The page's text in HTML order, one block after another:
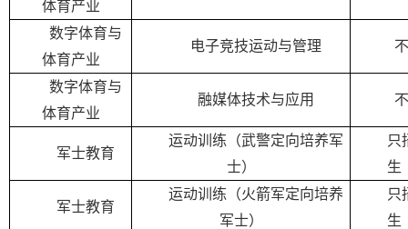
体育产业
数字体育与
体育产业
电子竞技运动与管理
数字体育与
体育产业
融媒体技术与应用
军士教育
运动训练（武警定向培养军
士）
只
生
军士教育
运动训练（火箭军定向培养
军士）
只
生